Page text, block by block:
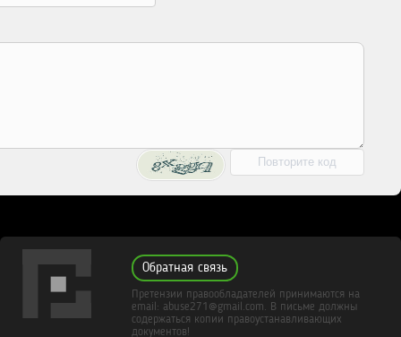
Обратная связь
Претензии правообладателей принимаются на
email: abuse271@gmail.com. В письме должны
содержаться копии правоустанавливающих
документов!